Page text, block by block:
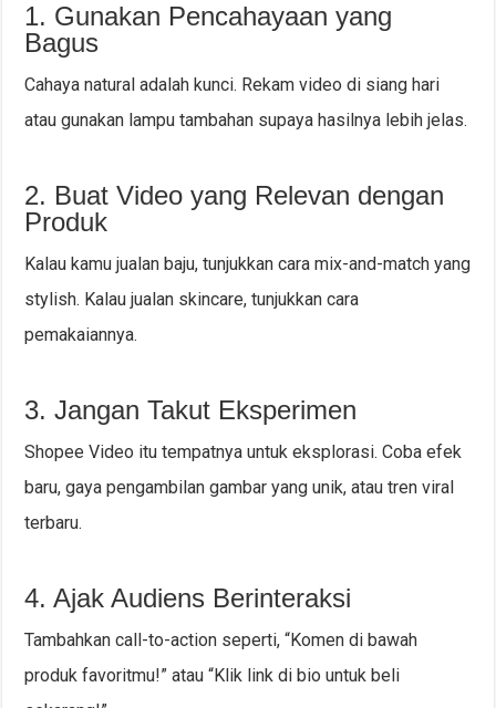
1. Gunakan Pencahayaan yang
Bagus
Cahaya natural adalah kunci. Rekam video di siang hari
atau gunakan lampu tambahan supaya hasilnya lebih jelas.
2. Buat Video yang Relevan dengan
Produk
Kalau kamu jualan baju, tunjukkan cara mix-and-match yang
stylish. Kalau jualan skincare, tunjukkan cara
pemakaiannya.
3. Jangan Takut Eksperimen
Shopee Video itu tempatnya untuk eksplorasi. Coba efek
baru, gaya pengambilan gambar yang unik, atau tren viral
terbaru.
4. Ajak Audiens Berinteraksi
Tambahkan call-to-action seperti, “Komen di bawah
produk favoritmu!” atau “Klik link di bio untuk beli